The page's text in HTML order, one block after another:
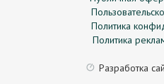
Политика
Политика
Разработка